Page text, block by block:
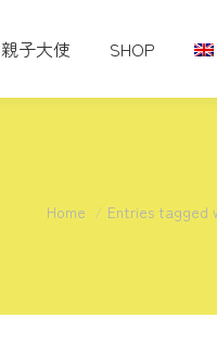
親子大使 SHOP
You are here:
Home Entries tagged